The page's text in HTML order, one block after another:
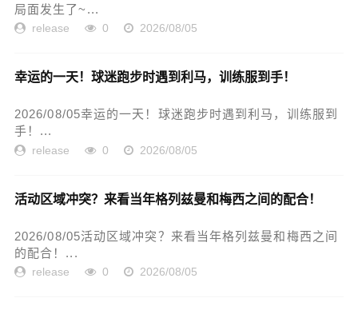
局面发生了~...
release 0 2026/08/05
幸运的一天！球迷跑步时遇到利马，训练服到手！
2026/08/05幸运的一天！球迷跑步时遇到利马，训练服到
手！...
release 0 2026/08/05
活动区域冲突？来看当年格列兹曼和梅西之间的配合！
2026/08/05活动区域冲突？来看当年格列兹曼和梅西之间
的配合！...
release 0 2026/08/05